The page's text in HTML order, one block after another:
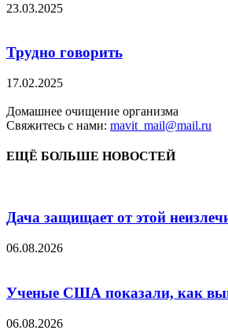
23.03.2025
Трудно говорить
17.02.2025
Домашнее очищение организма
Свяжитесь с нами: mavit_mail@mail.ru
ЕЩЁ БОЛЬШЕ НОВОСТЕЙ
Дача защищает от этой
06.08.2026
Ученые США показали, как
06.08.2026